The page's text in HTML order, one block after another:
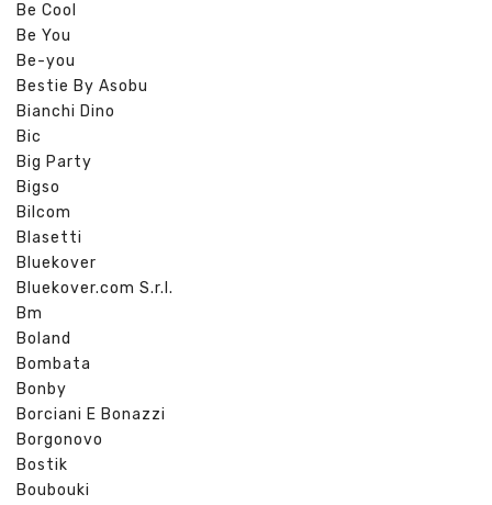
Be Cool
Be You
Be-you
Bestie By Asobu
Bianchi Dino
Bic
Big Party
Bigso
Bilcom
Blasetti
Bluekover
Bluekover.com S.r.l.
Bm
Boland
Bombata
Bonby
Borciani E Bonazzi
Borgonovo
Bostik
Boubouki